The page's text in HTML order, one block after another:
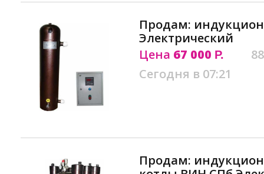
Продам:
Электрический
Цена 67 000 Р.
Сегодня в 07:21
Продам: